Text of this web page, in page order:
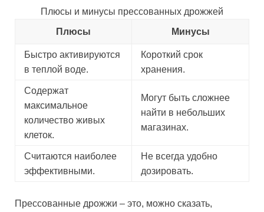
Плюсы и минусы прессованных дрожжей
Плюсы
Минусы
Быстро активируются
в теплой воде.
Короткий срок
хранения.
Содержат
максимальное
количество живых
клеток.
Могут быть сложнее
найти в небольших
магазинах.
Считаются наиболее
эффективными.
Не всегда удобно
дозировать.
Прессованные дрожжи – это, можно сказать,